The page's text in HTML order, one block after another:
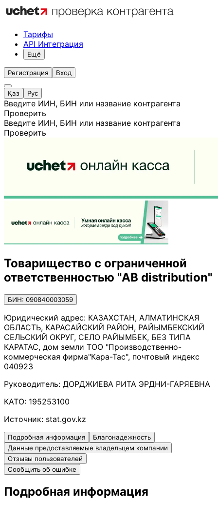
Тарифы
API Интеграция
Ещё
Регистрация Вход
Қаз Рус
Введите ИИН, БИН или название контрагента
Проверить
Введите ИИН, БИН или название контрагента
Проверить
Товарищество с ограниченной
ответственностью "AB distribution"
БИН: 090840003059
Юридический адрес: КАЗАХСТАН, АЛМАТИНСКАЯ
ОБЛАСТЬ, КАРАСАЙСКИЙ РАЙОН, РАЙЫМБЕКСКИЙ
СЕЛЬСКИЙ ОКРУГ, СЕЛО РАЙЫМБЕК, БЕЗ ТИПА
КАРАТАС, дом земли ТОО "Производственно-
коммерческая фирма"Кара-Тас", почтовый индекс
040923
Руководитель: ДОРДЖИЕВА РИТА ЭРДНИ-ГАРЯЕВНА
КАТО: 195253100
Источник: stat.gov.kz
Подробная информация
Благонадежность
Данные предоставляемые владельцем компании
Отзывы пользователей
Сообщить об ошибке
Подробная информация